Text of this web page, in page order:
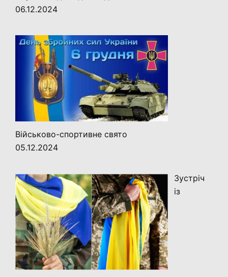
06.12.2024
Військово-спортивне свято
05.12.2024
Зустріч
із